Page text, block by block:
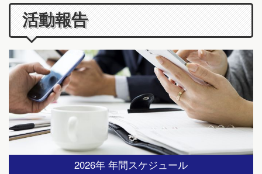
活動報告
2026年 年間スケジュール